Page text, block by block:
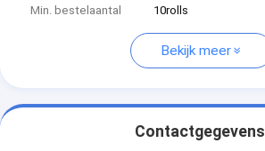
Min. bestelaantal
10rolls
Bekijk meer
Contactgegevens